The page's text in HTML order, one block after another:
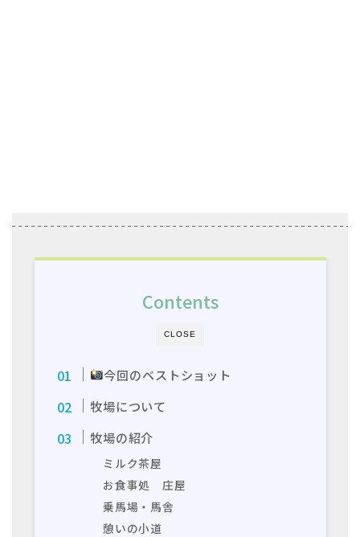
CLOSE
Contents
今回のベストショット
牧場について
牧場の紹介
ミルク茶屋
お食事処 庄屋
乗馬場・馬舎
憩いの小道